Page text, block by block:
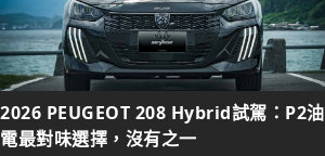
2026 PEUGEOT 208 Hybrid試駕：P2油
電最對味選擇，沒有之一